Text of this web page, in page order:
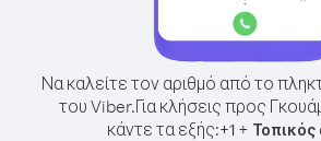
Να καλείτε τον αριθμό από το
του Viber.Για κλήσεις προς
κάντε τα εξής:+1 + Τοπικός